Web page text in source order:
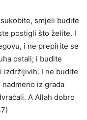
smjeli budite
postigli što želite. I
i ne prepirite se
ostali; i budite
izdržljivih. I ne budite
iz grada
A Allah dobro